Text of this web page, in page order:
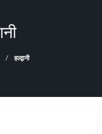
हल्द्वानी